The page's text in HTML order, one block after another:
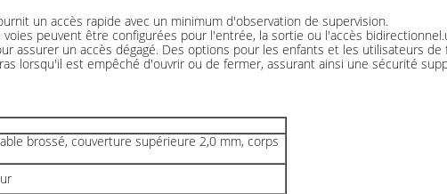
un accès rapide avec un minimum d'observation de supervision.
peuvent être configurées pour l'entrée, la sortie ou l'accès
assurer un accès dégagé. Des options pour les enfants et les utilisateurs
lorsqu'il est empêché d'ouvrir ou de fermer, assurant ainsi une sécurité
brossé, couverture supérieure 2,0 mm, corps